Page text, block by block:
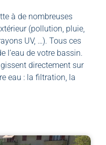
à de nombreuses
(pollution, pluie,
UV, …). Tous ces
l’eau de votre bassin.
directement sur
eau : la filtration, la